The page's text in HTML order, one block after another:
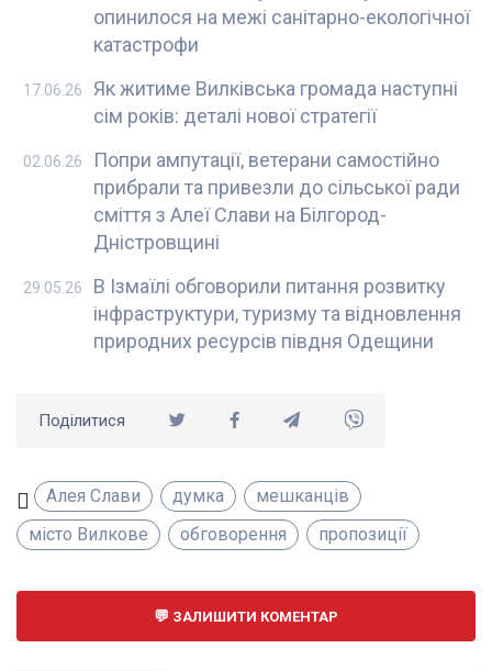
опинилося на межі санітарно-екологічної
катастрофи
Як житиме Вилківська громада наступні
сім років: деталі нової стратегії
17.06.26
Попри ампутації, ветерани самостійно
прибрали та привезли до сільської ради
сміття з Алеї Слави на Білгород-
Дністровщині
02.06.26
В Ізмаїлі обговорили питання розвитку
інфраструктури, туризму та відновлення
природних ресурсів півдня Одещини
29.05.26
Поділитися
Алея Слави думка
мешканців
місто Вилкове
обговорення пропозиції
ЗАЛИШИТИ КОМЕНТАР